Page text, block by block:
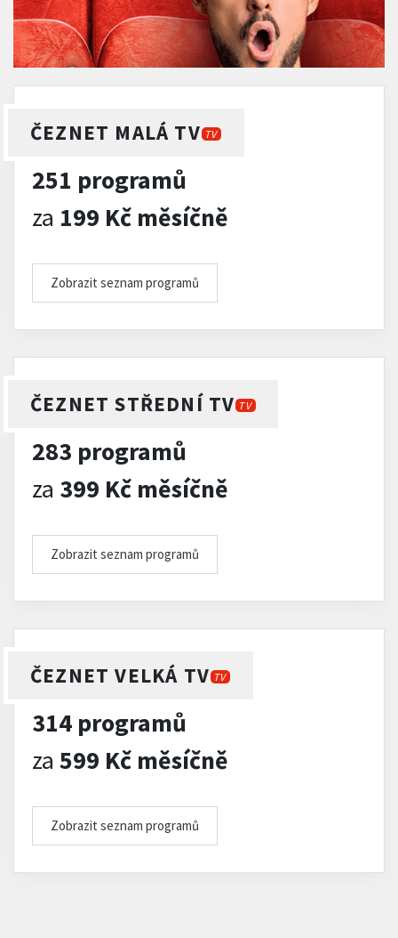
ČEZNET MALÁ TV TV
251 programů
za 199 Kč měsíčně
Zobrazit seznam programů
ČEZNET STŘEDNÍ TV TV
283 programů
za 399 Kč měsíčně
Zobrazit seznam programů
ČEZNET VELKÁ TV TV
314 programů
za 599 Kč měsíčně
Zobrazit seznam programů